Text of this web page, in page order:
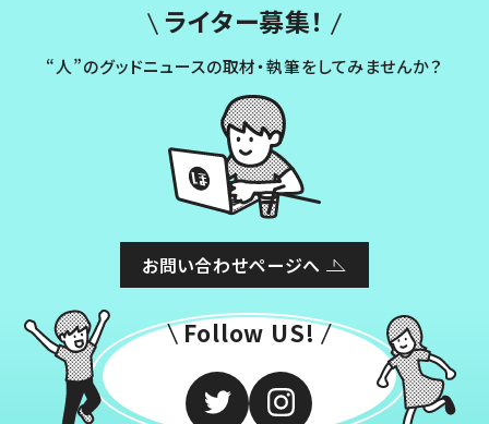
ライター募集！
“人”のグッドニュースの取材・執筆をしてみませんか？
お問い合わせページへ
Follow US!